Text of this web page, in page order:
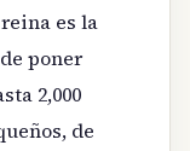
es la
poner
2,000
de